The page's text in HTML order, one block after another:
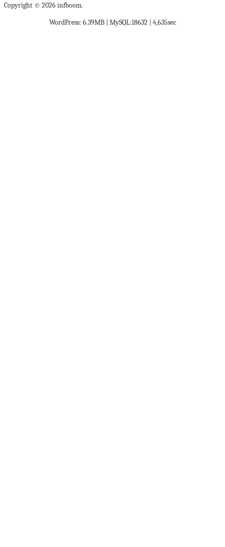
Copyright © 2026 infboom.
WordPress: 6.39MB | MySQL:18632 | 4,635sec